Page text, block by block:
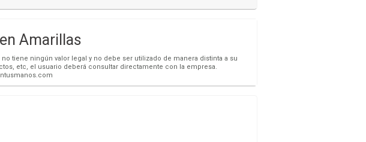
Amarillas
tiene ningún valor legal y no debe ser utilizado de manera distinta a su
etc, el usuario deberá consultar directamente con la empresa.